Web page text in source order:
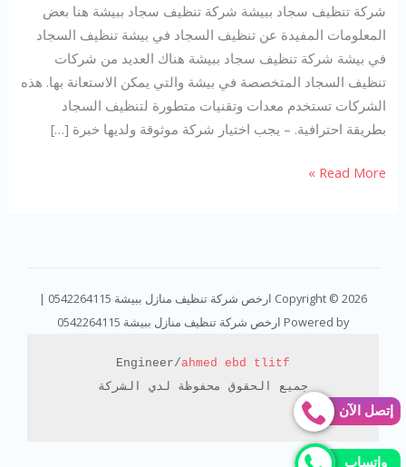
شركة تنظيف سجاد ببيشة شركة تنظيف سجاد ببيشة هنا بعض
المعلومات المفيدة عن تنظيف السجاد في بيشة تنظيف السجاد
في بيشة شركة تنظيف سجاد ببيشة هناك العديد من شركات
تنظيف السجاد المتخصصة في بيشة والتي يمكن الاستعانة بها. هذه
الشركات تستخدم معدات وتقنيات متطورة لتنظيف السجاد
بطريقة احترافية. – يجب اختيار شركة موثوقة ولديها خبرة […]
Read More »
Copyright © 2026 ارخص شركة تنظيف منازل ببيشة 0542264115 |
Powered by ارخص شركة تنظيف منازل ببيشة 0542264115
Engineer/ahmed ebd tlitf
جميع الحقوق محفوظة لدي الشركة
إتصل الآن
واتساب